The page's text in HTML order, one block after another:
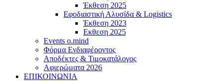
Έκθεση 2025
Εφοδιαστική Αλυσίδα & Logistics
Έκθεση 2023
Εκθεση 2025
Events o.mind
Φόρμα Ενδιαφέροντος
Αποδέκτες & Τιμοκατάλογος
Αφιερώματα 2026
ΕΠΙΚΟΙΝΩΝΙΑ